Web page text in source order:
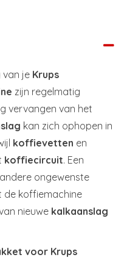
van je Krups
zijn regelmatig
vervangen van het
kan zich ophopen in
koffievetten en
koffiecircuit. Een
ongewenste
koffiemachine
nieuwe kalkaanslag
voor Krups